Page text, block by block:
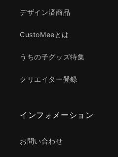
デザイン済商品
CustoMeeとは
うちの子グッズ特集
クリエイター登録
インフォメーション
お問い合わせ